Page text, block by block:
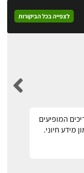
לצפייה בכל הביקורות
המופיעים
מידע חיוני.